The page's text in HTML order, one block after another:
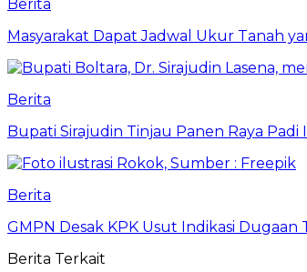
Berita
Masyarakat Dapat Jadwal Ukur Tanah
Berita
Bupati Sirajudin Tinjau Panen Raya
Berita
GMPN Desak KPK Usut Indikasi
Berita Terkait